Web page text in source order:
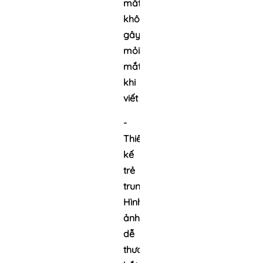
mắt,
không
gây
mỏi
mắt
khi
viết
-
Thiết
kế
trẻ
trung:
Hình
ảnh
dễ
thương,